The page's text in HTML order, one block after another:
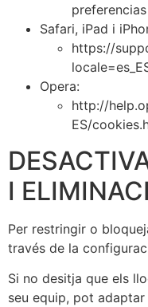
preferencias
Safari, iPad i
https://
Opera:
http://
ES/
I
Per restringir o
través de la
Si no desitja que els
seu equip, pot